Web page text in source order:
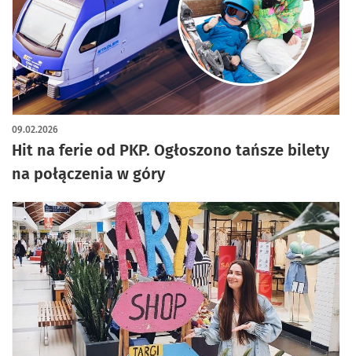
Hit na ferie od PKP. Ogłoszono tańsze bilety
na połączenia w góry
09.02.2026